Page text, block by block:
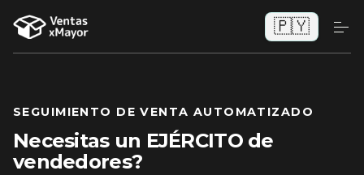
🇵🇾
SEGUIMIENTO DE VENTA AUTOMATIZADO
Necesitas un EJÉRCITO de
vendedores?